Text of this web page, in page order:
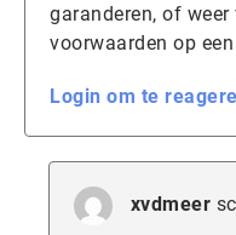
garanderen, of
voorwaarden op
Login om te
xvdmeer